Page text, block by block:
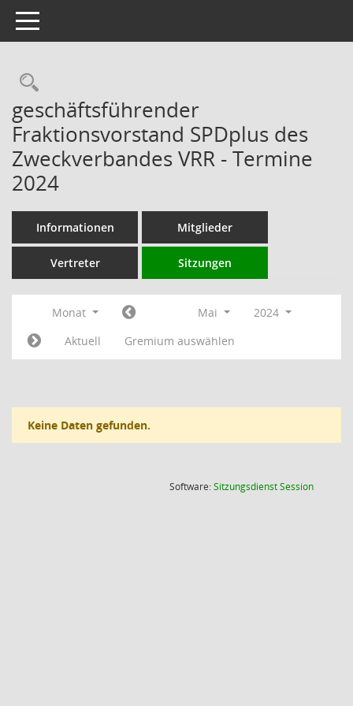
Toggle navigation
Rechercheauswahl
geschäftsführender
Fraktionsvorstand SPDplus des
Zweckverbandes VRR - Termine
2024
Informationen Mitglieder
Vertreter Sitzungen
Monat Mai
2024
Aktuell
Gremium auswählen
Keine Daten gefunden.
Software:SitzungsdienstSession(Wird in